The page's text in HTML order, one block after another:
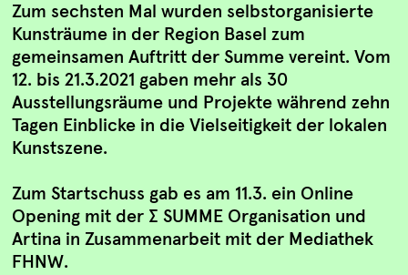
Zum sechsten Mal wurden selbstorganisierte
Kunsträume in der Region Basel zum
gemeinsamen Auftritt der Summe vereint. Vom
12. bis 21.3.2021 gaben mehr als 30
Ausstellungsräume und Projekte während zehn
Tagen Einblicke in die Vielseitigkeit der lokalen
Kunstszene.
Zum Startschuss gab es am 11.3. ein Online
Opening mit der ∑ SUMME Organisation und
Artina in Zusammenarbeit mit der Mediathek
FHNW.